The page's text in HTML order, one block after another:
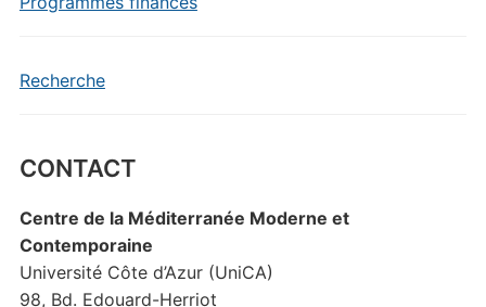
Recherche
CONTACT
Centre de la Méditerranée Moderne et
Contemporaine
Université Côte d’Azur (UniCA)
98, Bd. Edouard-Herriot